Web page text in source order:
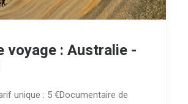
voyage : Australie -
unique : 5 €Documentaire de